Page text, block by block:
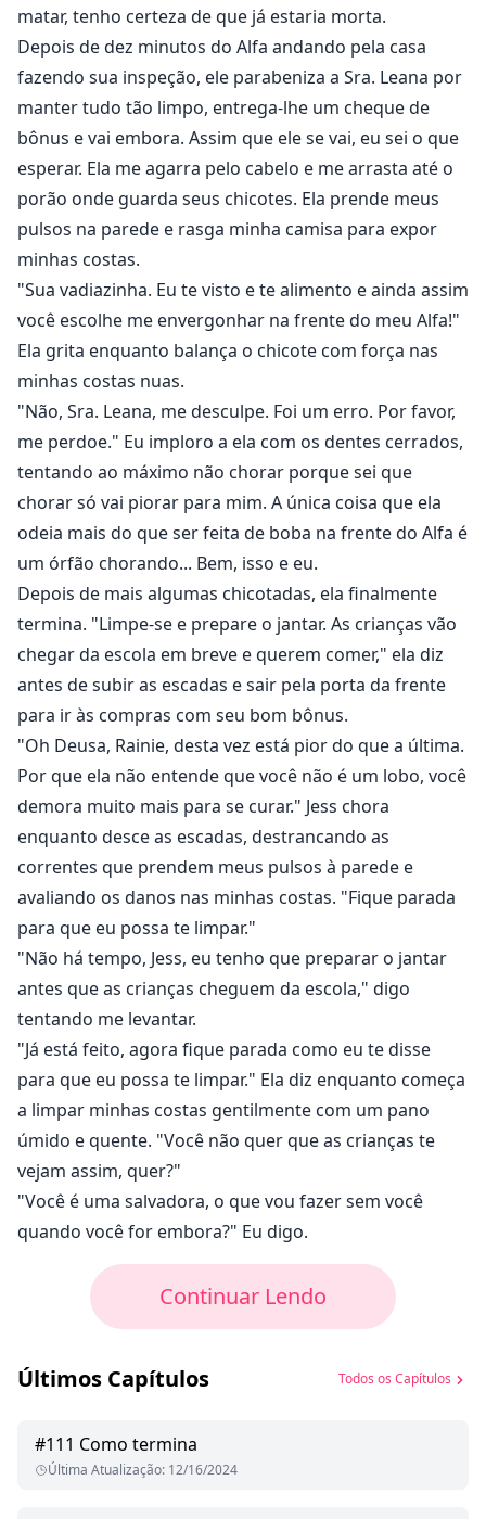
matar, tenho certeza de que já estaria morta.
Depois de dez minutos do Alfa andando pela casa
fazendo sua inspeção, ele parabeniza a Sra. Leana por
manter tudo tão limpo, entrega-lhe um cheque de
bônus e vai embora. Assim que ele se vai, eu sei o que
esperar. Ela me agarra pelo cabelo e me arrasta até o
porão onde guarda seus chicotes. Ela prende meus
pulsos na parede e rasga minha camisa para expor
minhas costas.
"Sua vadiazinha. Eu te visto e te alimento e ainda assim
você escolhe me envergonhar na frente do meu Alfa!"
Ela grita enquanto balança o chicote com força nas
minhas costas nuas.
"Não, Sra. Leana, me desculpe. Foi um erro. Por favor,
me perdoe." Eu imploro a ela com os dentes cerrados,
tentando ao máximo não chorar porque sei que
chorar só vai piorar para mim. A única coisa que ela
odeia mais do que ser feita de boba na frente do Alfa é
um órfão chorando... Bem, isso e eu.
Depois de mais algumas chicotadas, ela finalmente
termina. "Limpe-se e prepare o jantar. As crianças vão
chegar da escola em breve e querem comer," ela diz
antes de subir as escadas e sair pela porta da frente
para ir às compras com seu bom bônus.
"Oh Deusa, Rainie, desta vez está pior do que a última.
Por que ela não entende que você não é um lobo, você
demora muito mais para se curar." Jess chora
enquanto desce as escadas, destrancando as
correntes que prendem meus pulsos à parede e
avaliando os danos nas minhas costas. "Fique parada
para que eu possa te limpar."
"Não há tempo, Jess, eu tenho que preparar o jantar
antes que as crianças cheguem da escola," digo
tentando me levantar.
"Já está feito, agora fique parada como eu te disse
para que eu possa te limpar." Ela diz enquanto começa
a limpar minhas costas gentilmente com um pano
úmido e quente. "Você não quer que as crianças te
vejam assim, quer?"
"Você é uma salvadora, o que vou fazer sem você
quando você for embora?" Eu digo.
Continuar Lendo
Últimos Capítulos Todos os Capítulos
#111 Como termina
Última Atualização: 12/16/2024